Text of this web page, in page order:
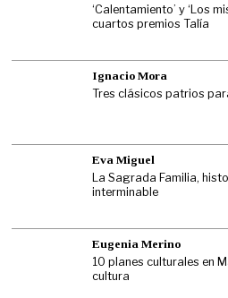
‘Calentamiento’ y ‘Los
cuartos premios Talía
Ignacio Mora
Tres clásicos patrios
Eva Miguel
La Sagrada Familia,
interminable
Eugenia Merino
10 planes culturales en
cultura